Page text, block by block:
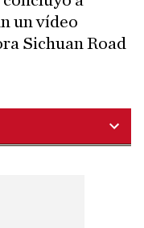
un vídeo
Sichuan Road